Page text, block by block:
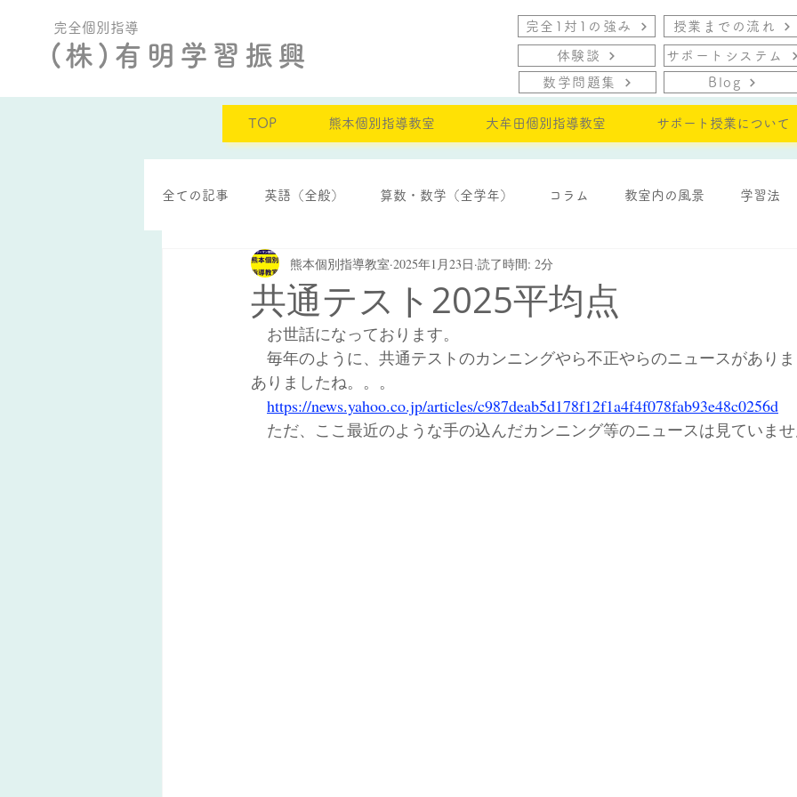
完全個別指導
(株)有明学習振興
完全1対1の強み 授業までの流れ
体験談
数学問題集
サポートシステム
Blog
TOP 熊本個別指導教室 大牟田個別指導教室 サポート授業について
全ての記事 英語（全般） 算数・数学（全学年） コラム 教室内の風景 学習法
定期テスト結果 自己肯定感・モチベーション
共通テスト2025平均点
熊本個別指導教室 2025年1月23日 読了時間: 2分
お世話になっております。
毎年のように、共通テストのカンニングやら不正やらのニュースがあり
ありましたね。。。
https://news.yahoo.co.jp/articles/c987deab5d178f12f1a4f4f078fab93e48c0256d
ただ、ここ最近のような手の込んだカンニング等のニュースは見ていま